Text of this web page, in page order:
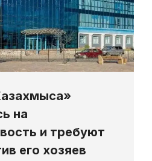
на
и требуют
его хозяев